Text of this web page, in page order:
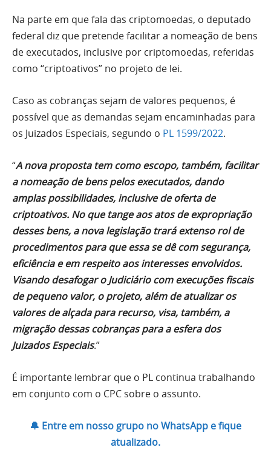
Na parte em que fala das criptomoedas, o deputado
federal diz que pretende facilitar a nomeação de bens
de executados, inclusive por criptomoedas, referidas
como “criptoativos” no projeto de lei.
Caso as cobranças sejam de valores pequenos, é
possível que as demandas sejam encaminhadas para
os Juizados Especiais, segundo o PL 1599/2022.
“A nova proposta tem como escopo, também, facilitar
a nomeação de bens pelos executados, dando
amplas possibilidades, inclusive de oferta de
criptoativos. No que tange aos atos de expropriação
desses bens, a nova legislação trará extenso rol de
procedimentos para que essa se dê com segurança,
eficiência e em respeito aos interesses envolvidos.
Visando desafogar o Judiciário com execuções fiscais
de pequeno valor, o projeto, além de atualizar os
valores de alçada para recurso, visa, também, a
migração dessas cobranças para a esfera dos
Juizados Especiais.”
É importante lembrar que o PL continua trabalhando
em conjunto com o CPC sobre o assunto.
🔔 Entre em nosso grupo no WhatsApp e fique
atualizado.